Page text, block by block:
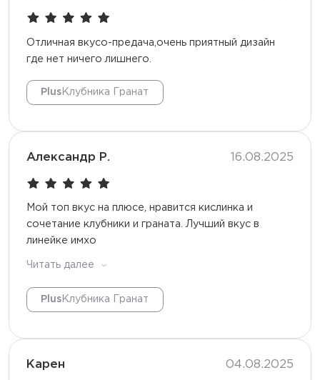
Отличная вкусо-предача,очень приятный дизайн
где нет ничего лишнего.
Plus Клубника Гранат
Александр Р. 16.08.2025
Мой топ вкус на плюсе, нравится кислинка и
сочетание клубники и граната. Лучший вкус в
линейке имхо
Читать далее
Plus Клубника Гранат
Карен 04.08.2025